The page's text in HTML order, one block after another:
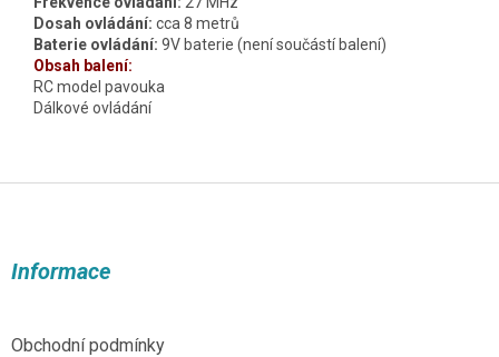
Dosah ovládání: cca 8 metrů
Baterie ovládání: 9V baterie (není součástí balení)
Obsah balení:
RC model pavouka
Dálkové ovládání
Informace
Obchodní podmínky